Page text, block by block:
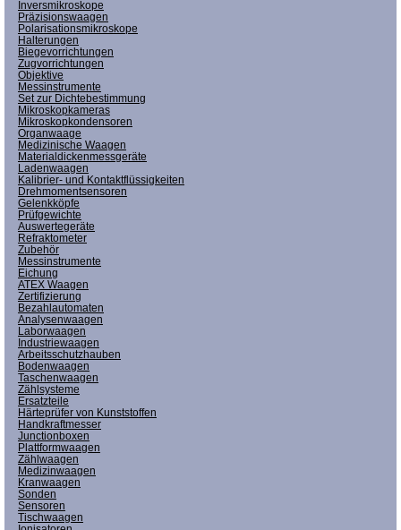
Inversmikroskope
Präzisionswaagen
Polarisationsmikroskope
Halterungen
Biegevorrichtungen
Zugvorrichtungen
Objektive
Messinstrumente
Set zur Dichtebestimmung
Mikroskopkameras
Mikroskopkondensoren
Organwaage
Medizinische Waagen
Materialdickenmessgeräte
Ladenwaagen
Kalibrier- und Kontaktflüssigkeiten
Drehmomentsensoren
Gelenkköpfe
Prüfgewichte
Auswertegeräte
Refraktometer
Zubehör
Messinstrumente
Eichung
ATEX Waagen
Zertifizierung
Bezahlautomaten
Analysenwaagen
Laborwaagen
Industriewaagen
Arbeitsschutzhauben
Bodenwaagen
Taschenwaagen
Zählsysteme
Ersatzteile
Härteprüfer von Kunststoffen
Handkraftmesser
Junctionboxen
Plattformwaagen
Zählwaagen
Medizinwaagen
Kranwaagen
Sonden
Sensoren
Tischwaagen